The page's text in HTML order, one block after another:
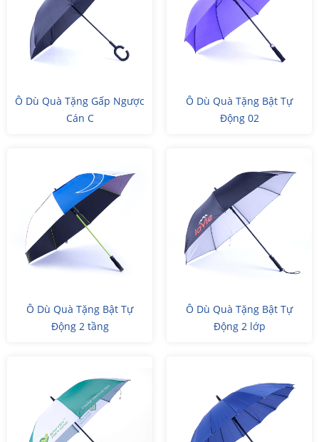
Ô Dù Quà Tặng Gấp Ngược
Cán C
Ô Dù Quà Tặng Bật Tự
Động 02
Ô Dù Quà Tặng Bật Tự
Động 2 tầng
Ô Dù Quà Tặng Bật Tự
Động 2 lớp